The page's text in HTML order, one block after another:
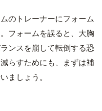
のトレーナーにフォーム
フォームを誤ると、大胸
ンスを崩して転倒する恐
らすためにも、まずは補
ましょう。